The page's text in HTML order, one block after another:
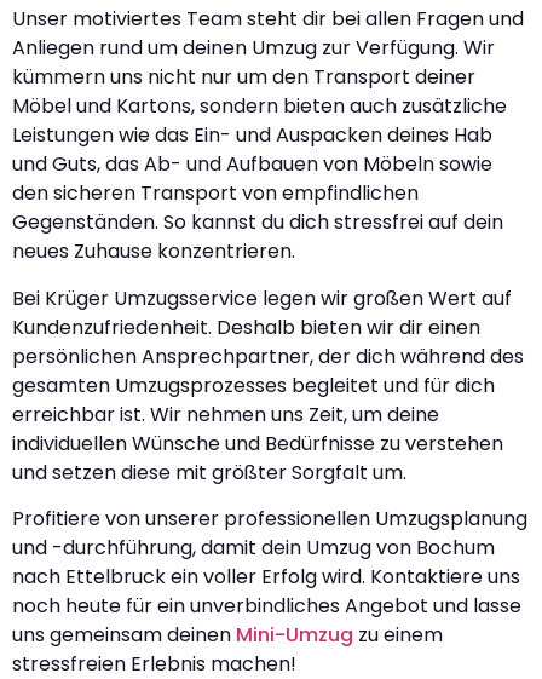
Unser motiviertes Team steht dir bei allen Fragen und
Anliegen rund um deinen Umzug zur Verfügung. Wir
kümmern uns nicht nur um den Transport deiner
Möbel und Kartons, sondern bieten auch zusätzliche
Leistungen wie das Ein- und Auspacken deines Hab
und Guts, das Ab- und Aufbauen von Möbeln sowie
den sicheren Transport von empfindlichen
Gegenständen. So kannst du dich stressfrei auf dein
neues Zuhause konzentrieren.
Bei Krüger Umzugsservice legen wir großen Wert auf
Kundenzufriedenheit. Deshalb bieten wir dir einen
persönlichen Ansprechpartner, der dich während des
gesamten Umzugsprozesses begleitet und für dich
erreichbar ist. Wir nehmen uns Zeit, um deine
individuellen Wünsche und Bedürfnisse zu verstehen
und setzen diese mit größter Sorgfalt um.
Profitiere von unserer professionellen Umzugsplanung
und -durchführung, damit dein Umzug von Bochum
nach Ettelbruck ein voller Erfolg wird. Kontaktiere uns
noch heute für ein unverbindliches Angebot und lasse
uns gemeinsam deinen Mini-Umzug zu einem
stressfreien Erlebnis machen!